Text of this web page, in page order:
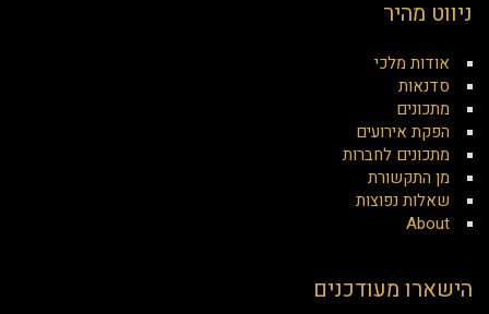
ניווט מהיר
אודות מלכי
סדנאות
מתכונים
הפקת אירועים
מתכונים לחברות
מן התקשורת
שאלות נפוצות
About
הישארו מעודכנים